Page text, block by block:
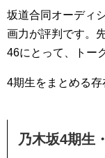
坂道合同オーディ
画力が評判です。
46にとって、トー
4期生をまとめる存
乃木坂4期生